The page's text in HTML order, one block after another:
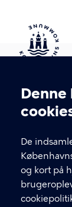
De
og kort på
Kontakt
T
fFind
CVR-
GENVEJE